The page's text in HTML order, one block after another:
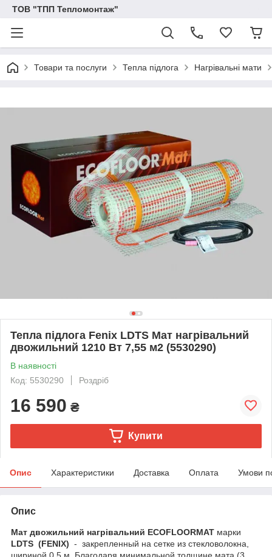
ТОВ "ТПП Тепломонтаж"
Товари та послуги Тепла підлога Нагрівальні мати
Тепла підлога Fenix LDTS Мат нагрівальний
двожильний 1210 Вт 7,55 м2 (5530290)
В наявності
Код: 5530290
Роздріб
16 590 ₴
Купити
Опис Характеристики Доставка Оплата Умови
Опис
Мат двожильний нагрівальний ECOFLOORMAT марки
LDTS (FENIX) - закрепленный на сетке из стекловолокна,
шириной 0,5 м. Благодаря минимальной толщине мата (3